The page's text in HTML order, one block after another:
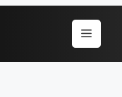
Menu